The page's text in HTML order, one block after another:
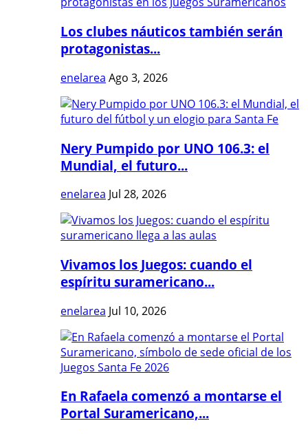
Los clubes náuticos también serán
protagonistas...
enelarea Ago 3, 2026
Nery Pumpido por UNO 106.3: el
Mundial, el futuro...
enelarea Jul 28, 2026
Vivamos los Juegos: cuando el
espíritu suramericano...
enelarea Jul 10, 2026
En Rafaela comenzó a montarse el
Portal Suramericano,...